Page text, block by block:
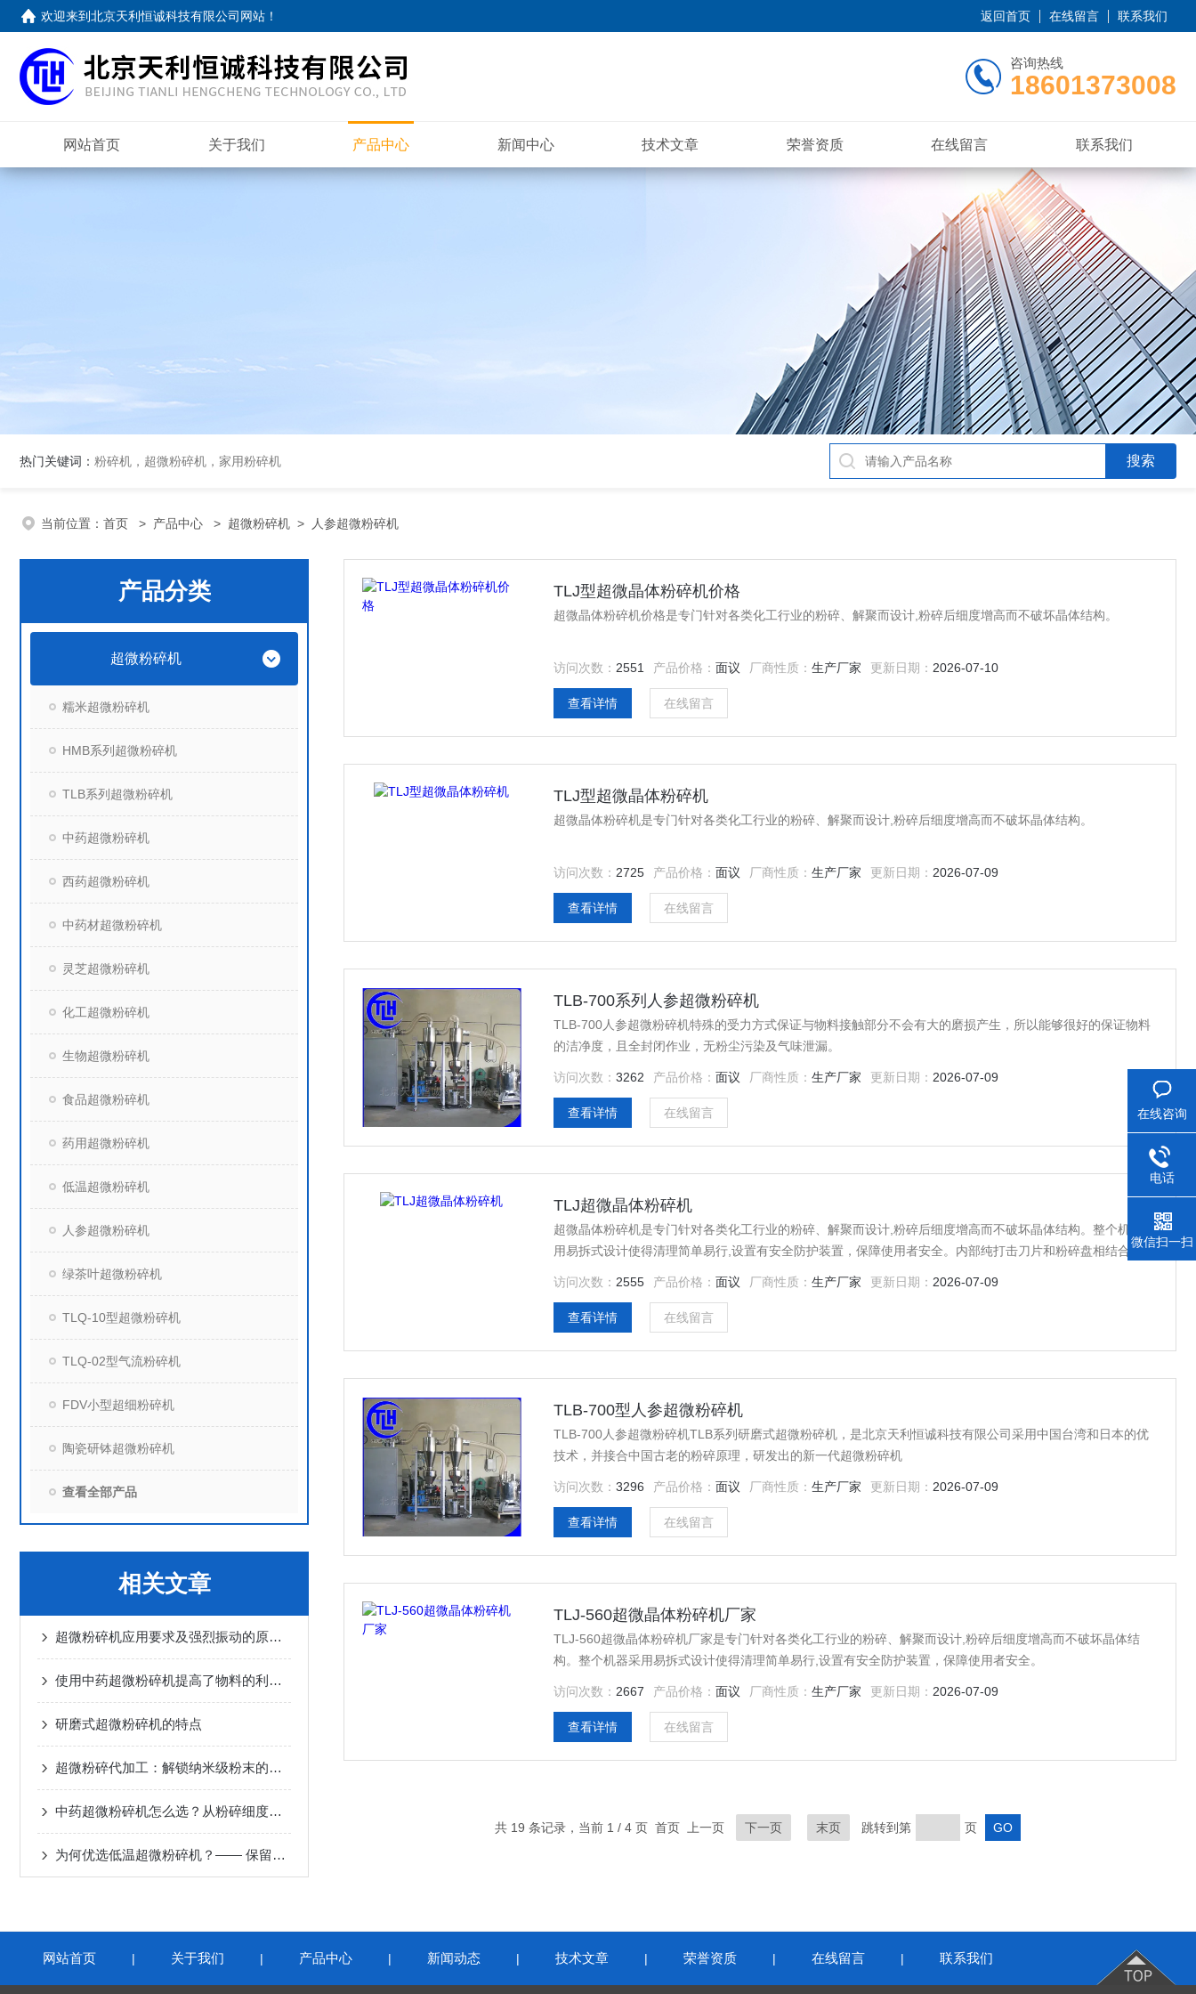
欢迎来到北京天利恒诚科技有限公司网站 ！ 返回首页 在线留言 联系我们
咨询热线
18601373008
网站首页 关于我们 产品中心 新闻中心 技术文章 荣誉资质 在线留言 联系我们
热门关键词： 粉碎机，超微粉碎机，家用粉碎机
当前位置： 首页 > 产品中心 > 超微粉碎机 > 人参超微粉碎机
产品分类
超微粉碎机
糯米超微粉碎机
HMB系列超微粉碎机
TLB系列超微粉碎机
中药超微粉碎机
西药超微粉碎机
中药材超微粉碎机
灵芝超微粉碎机
化工超微粉碎机
生物超微粉碎机
食品超微粉碎机
药用超微粉碎机
低温超微粉碎机
人参超微粉碎机
绿茶叶超微粉碎机
TLQ-10型超微粉碎机
TLQ-02型气流粉碎机
FDV小型超细粉碎机
陶瓷研钵超微粉碎机
查看全部产品
相关文章
超微粉碎机应用要求及强烈振动的原因分析
使用中药超微粉碎机提高了物料的利用率
研磨式超微粉碎机的特点
超微粉碎代加工：解锁纳米级粉末的工业革新，专业厂家助力高效生产
中药超微粉碎机怎么选？从粉碎细度、物料适应性到能耗的全维度选购指南
为何优选低温超微粉碎机？—— 保留物料活性的核心价值
TLJ型超微晶体粉碎机价格
超微晶体粉碎机价格是专门针对各类化工行业的粉碎、解聚而设计,粉碎后细度增高而不破坏晶体结构。
访问次数： 2551 产品价格： 面议 厂商性质： 生产厂家 更新日期： 2026-07-10
查看详情 在线留言
TLJ型超微晶体粉碎机
超微晶体粉碎机是专门针对各类化工行业的粉碎、解聚而设计,粉碎后细度增高而不破坏晶体结构。
访问次数： 2725 产品价格： 面议 厂商性质： 生产厂家 更新日期： 2026-07-09
查看详情 在线留言
TLB-700系列人参超微粉碎机
TLB-700人参超微粉碎机特殊的受力方式保证与物料接触部分不会有大的磨损产生，所以能够很好的保证物料
的洁净度，且全封闭作业，无粉尘污染及气味泄漏。
访问次数： 3262 产品价格： 面议 厂商性质： 生产厂家 更新日期： 2026-07-09
查看详情 在线留言
TLJ超微晶体粉碎机
超微晶体粉碎机是专门针对各类化工行业的粉碎、解聚而设计,粉碎后细度增高而不破坏晶体结构。整个机器采
用易拆式设计使得清理简单易行,设置有安全防护装置，保障使用者安全。内部纯打击刀片和粉碎盘相结合，使
访问次数： 2555 产品价格： 面议 厂商性质： 生产厂家 更新日期： 2026-07-09
查看详情 在线留言
TLB-700型人参超微粉碎机
TLB-700人参超微粉碎机TLB系列研磨式超微粉碎机，是北京天利恒诚科技有限公司采用中国台湾和日本的优
技术，并接合中国古老的粉碎原理，研发出的新一代超微粉碎机
访问次数： 3296 产品价格： 面议 厂商性质： 生产厂家 更新日期： 2026-07-09
查看详情 在线留言
TLJ-560超微晶体粉碎机厂家
TLJ-560超微晶体粉碎机厂家是专门针对各类化工行业的粉碎、解聚而设计,粉碎后细度增高而不破坏晶体结
构。整个机器采用易拆式设计使得清理简单易行,设置有安全防护装置，保障使用者安全。
访问次数： 2667 产品价格： 面议 厂商性质： 生产厂家 更新日期： 2026-07-09
查看详情 在线留言
共 19 条记录，当前 1 / 4 页 首页 上一页 下一页 末页 跳转到第 页
网站首页 | 关于我们 | 产品中心 | 新闻动态 | 技术文章 | 荣誉资质 | 在线留言 | 联系我们
在线咨询
电话
微信扫一扫